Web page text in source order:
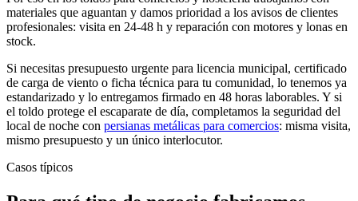
materiales que aguantan y damos prioridad a los avisos de clientes
profesionales: visita en 24-48 h y reparación con motores y lonas en
stock.
Si necesitas presupuesto urgente para licencia municipal, certificado
de carga de viento o ficha técnica para tu comunidad, lo tenemos ya
estandarizado y lo entregamos firmado en 48 horas laborables. Y si
el toldo protege el escaparate de día, completamos la seguridad del
local de noche con persianas metálicas para comercios: misma visita,
mismo presupuesto y un único interlocutor.
Casos típicos